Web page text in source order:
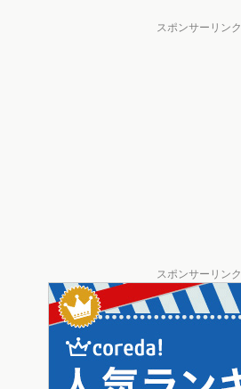
スポンサーリンク
スポンサーリンク